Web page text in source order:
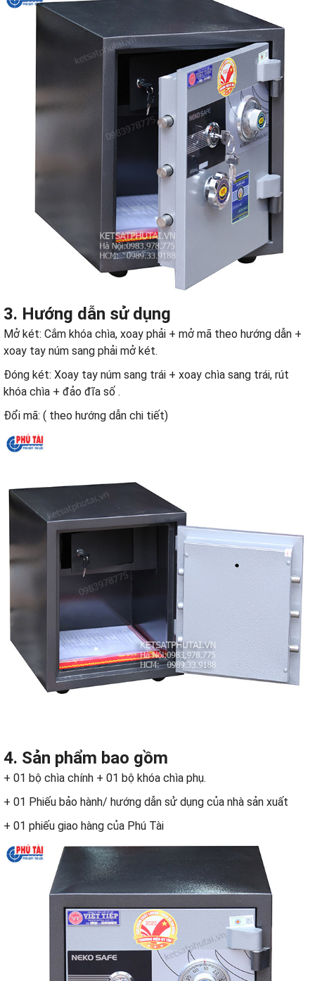
3. Hướng dẫn sử dụng
Mở két: Cắm khóa chìa, xoay phải + mở mã theo hướng dẫn +
xoay tay núm sang phải mở két.
Đóng két: Xoay tay núm sang trái + xoay chìa sang trái, rút
khóa chìa + đảo đĩa số .
Đổi mã: ( theo hướng dẫn chi tiết)
4. Sản phẩm bao gồm
+ 01 bộ chìa chính + 01 bộ khóa chìa phụ.
+ 01 Phiếu bảo hành/ hướng dẫn sử dụng của nhà sản xuất
+ 01 phiếu giao hàng của Phú Tài